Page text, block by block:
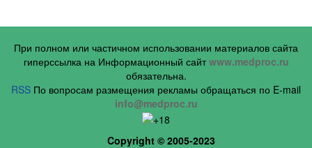
При полном или частичном использовании материалов сайта
гиперссылка на Информационный сайтwww.medproc.ru
обязательна.
RSS По вопросам размещения рекламы обращаться по E-mail
info@medproc.ru
Copyright © 2005-2023